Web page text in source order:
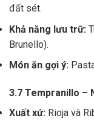
đất sét.
Khả năng lưu trữ:
Brunello).
Món ăn gợi ý:
3.7 Tempranillo –
Xuất xứ: Rioja và